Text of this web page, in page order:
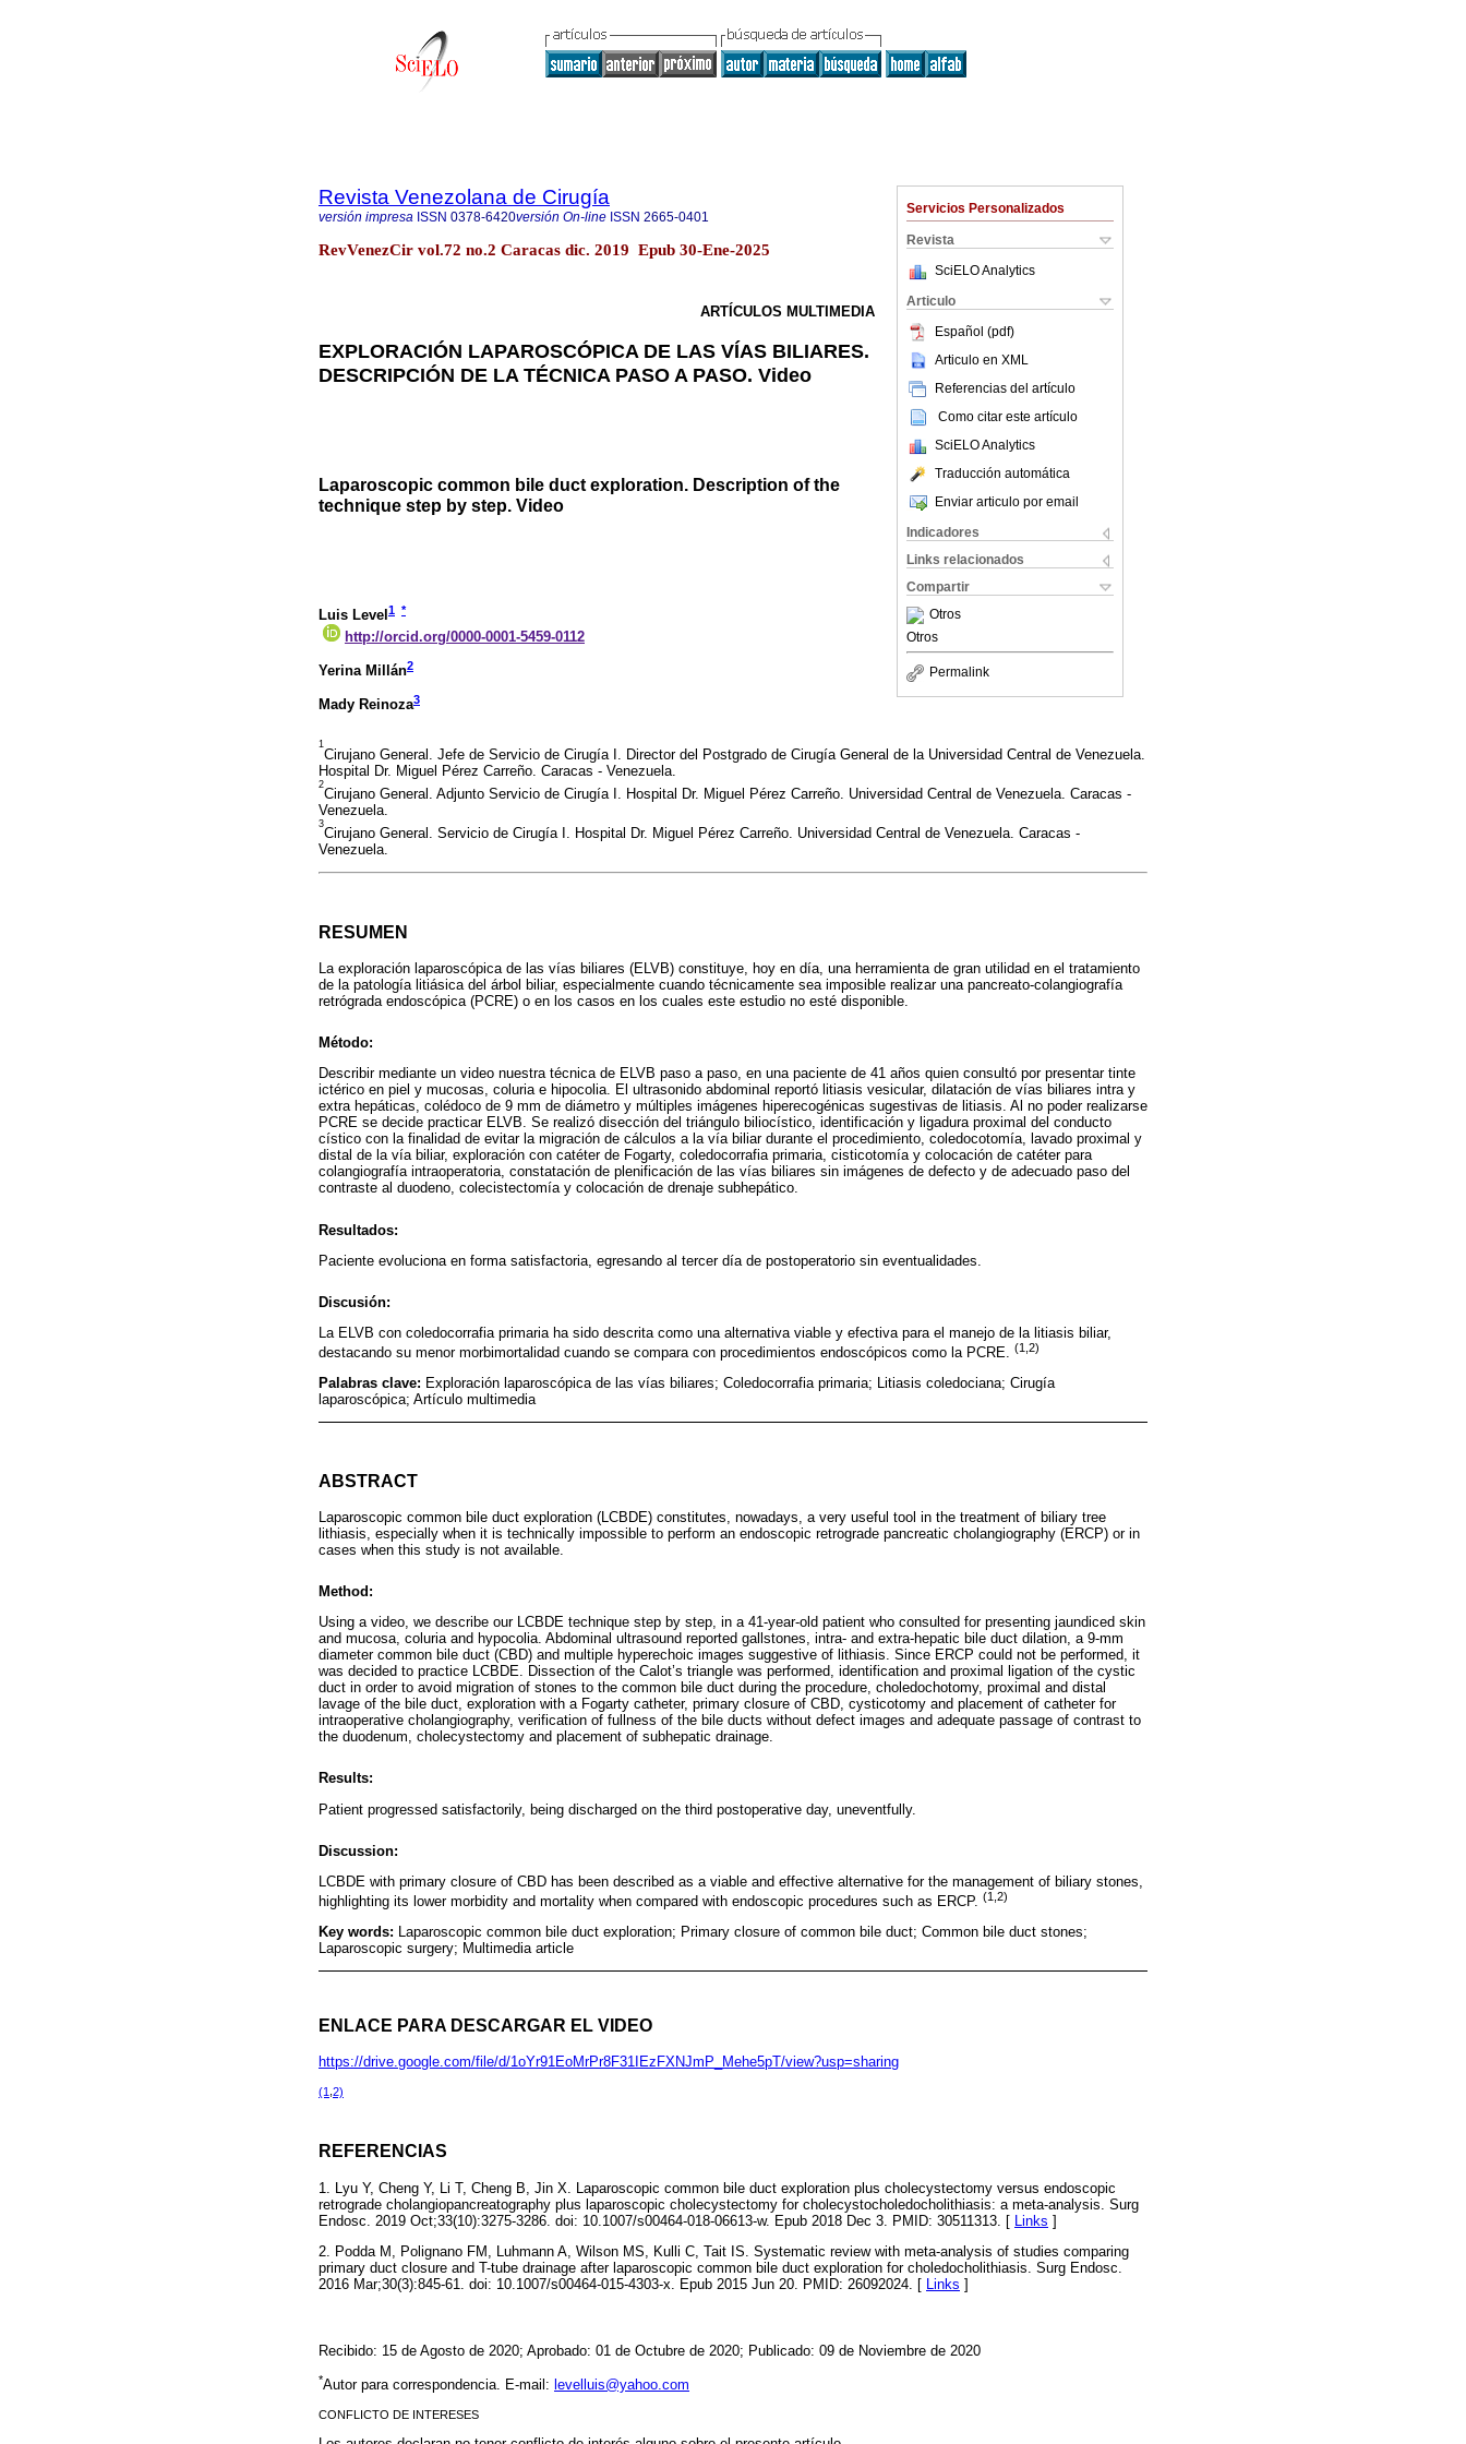
Servicios Personalizados
Revista
SciELO Analytics
Articulo
Español (pdf)
Articulo en XML
Referencias del artículo
Como citar este artículo
SciELO Analytics
Traducción automática
Enviar articulo por email
Indicadores
Links relacionados
Compartir
Otros
Otros
Permalink
Revista Venezolana de Cirugía
versión impresa ISSN 0378-6420versión On-line ISSN 2665-0401
RevVenezCir vol.72 no.2 Caracas dic. 2019 Epub 30-Ene-2025
ARTÍCULOS MULTIMEDIA
EXPLORACIÓN LAPAROSCÓPICA DE LAS VÍAS BILIARES.
DESCRIPCIÓN DE LA TÉCNICA PASO A PASO. Video
Laparoscopic common bile duct exploration. Description of the
technique step by step. Video
Luis Level 1 *
http://orcid.org/0000-0001-5459-0112
Yerina Millán2
Mady Reinoza3
1
Cirujano General. Jefe de Servicio de Cirugía I. Director del Postgrado de Cirugía General de la Universidad Central de Venezuela.
Hospital Dr. Miguel Pérez Carreño. Caracas - Venezuela.
2
Cirujano General. Adjunto Servicio de Cirugía I. Hospital Dr. Miguel Pérez Carreño. Universidad Central de Venezuela. Caracas -
Venezuela.
3
Cirujano General. Servicio de Cirugía I. Hospital Dr. Miguel Pérez Carreño. Universidad Central de Venezuela. Caracas -
Venezuela.
RESUMEN
La exploración laparoscópica de las vías biliares (ELVB) constituye, hoy en día, una herramienta de gran utilidad en el tratamiento
de la patología litiásica del árbol biliar, especialmente cuando técnicamente sea imposible realizar una pancreato-colangiografía
retrógrada endoscópica (PCRE) o en los casos en los cuales este estudio no esté disponible.
Método:
Describir mediante un video nuestra técnica de ELVB paso a paso, en una paciente de 41 años quien consultó por presentar tinte
ictérico en piel y mucosas, coluria e hipocolia. El ultrasonido abdominal reportó litiasis vesicular, dilatación de vías biliares intra y
extra hepáticas, colédoco de 9 mm de diámetro y múltiples imágenes hiperecogénicas sugestivas de litiasis. Al no poder realizarse
PCRE se decide practicar ELVB. Se realizó disección del triángulo biliocístico, identificación y ligadura proximal del conducto
cístico con la finalidad de evitar la migración de cálculos a la vía biliar durante el procedimiento, coledocotomía, lavado proximal y
distal de la vía biliar, exploración con catéter de Fogarty, coledocorrafia primaria, cisticotomía y colocación de catéter para
colangiografía intraoperatoria, constatación de plenificación de las vías biliares sin imágenes de defecto y de adecuado paso del
contraste al duodeno, colecistectomía y colocación de drenaje subhepático.
Resultados:
Paciente evoluciona en forma satisfactoria, egresando al tercer día de postoperatorio sin eventualidades.
Discusión:
La ELVB con coledocorrafia primaria ha sido descrita como una alternativa viable y efectiva para el manejo de la litiasis biliar,
destacando su menor morbimortalidad cuando se compara con procedimientos endoscópicos como la PCRE. (1,2)
Palabras clave: Exploración laparoscópica de las vías biliares; Coledocorrafia primaria; Litiasis coledociana; Cirugía
laparoscópica; Artículo multimedia
ABSTRACT
Laparoscopic common bile duct exploration (LCBDE) constitutes, nowadays, a very useful tool in the treatment of biliary tree
lithiasis, especially when it is technically impossible to perform an endoscopic retrograde pancreatic cholangiography (ERCP) or in
cases when this study is not available.
Method:
Using a video, we describe our LCBDE technique step by step, in a 41-year-old patient who consulted for presenting jaundiced skin
and mucosa, coluria and hypocolia. Abdominal ultrasound reported gallstones, intra- and extra-hepatic bile duct dilation, a 9-mm
diameter common bile duct (CBD) and multiple hyperechoic images suggestive of lithiasis. Since ERCP could not be performed, it
was decided to practice LCBDE. Dissection of the Calot’s triangle was performed, identification and proximal ligation of the cystic
duct in order to avoid migration of stones to the common bile duct during the procedure, choledochotomy, proximal and distal
lavage of the bile duct, exploration with a Fogarty catheter, primary closure of CBD, cysticotomy and placement of catheter for
intraoperative cholangiography, verification of fullness of the bile ducts without defect images and adequate passage of contrast to
the duodenum, cholecystectomy and placement of subhepatic drainage.
Results:
Patient progressed satisfactorily, being discharged on the third postoperative day, uneventfully.
Discussion:
LCBDE with primary closure of CBD has been described as a viable and effective alternative for the management of biliary stones,
highlighting its lower morbidity and mortality when compared with endoscopic procedures such as ERCP. (1,2)
Key words:
Laparoscopic common bile duct exploration; Primary closure of common bile duct; Common bile duct stones;
Laparoscopic surgery; Multimedia article
ENLACE PARA DESCARGAR EL VIDEO
https://drive.google.com/file/d/1oYr91EoMrPr8F31IEzFXNJmP_Mehe5pT/view?usp=sharing
(1 2)
REFERENCIAS
1. Lyu Y, Cheng Y, Li T, Cheng B, Jin X. Laparoscopic common bile duct exploration plus cholecystectomy versus endoscopic
retrograde cholangiopancreatography plus laparoscopic cholecystectomy for cholecystocholedocholithiasis: a meta-analysis. Surg
Endosc. 2019 Oct;33(10):3275-3286. doi: 10.1007/s00464-018-06613-w. Epub 2018 Dec 3. PMID: 30511313. [ Links ]
2. Podda M, Polignano FM, Luhmann A, Wilson MS, Kulli C, Tait IS. Systematic review with meta-analysis of studies comparing
primary duct closure and T-tube drainage after laparoscopic common bile duct exploration for choledocholithiasis. Surg Endosc.
2016 Mar;30(3):845-61. doi: 10.1007/s00464-015-4303-x. Epub 2015 Jun 20. PMID: 26092024. [ Links ]
Recibido: 15 de Agosto de 2020; Aprobado: 01 de Octubre de 2020; Publicado: 09 de Noviembre de 2020
*Autor para correspondencia. E-mail: levelluis@yahoo.com
CONFLICTO DE INTERESES